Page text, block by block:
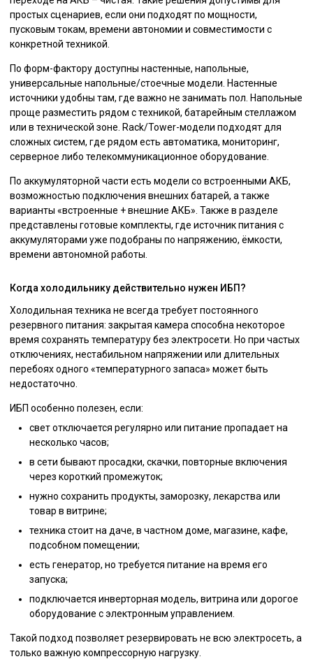
простых сценариев, если они подходят по мощности,
пусковым токам, времени автономии и совместимости с
конкретной техникой.
По форм-фактору доступны настенные, напольные,
универсальные напольные/стоечные модели. Настенные
источники удобны там, где важно не занимать пол. Напольные
проще разместить рядом с техникой, батарейным стеллажом
или в технической зоне. Rack/Tower-модели подходят для
сложных систем, где рядом есть автоматика, мониторинг,
серверное либо телекоммуникационное оборудование.
По аккумуляторной части есть модели со встроенными АКБ,
возможностью подключения внешних батарей, а также
варианты «встроенные + внешние АКБ». Также в разделе
представлены готовые комплекты, где источник питания с
аккумуляторами уже подобраны по напряжению, ёмкости,
времени автономной работы.
Когда холодильнику действительно нужен ИБП?
Холодильная техника не всегда требует постоянного
резервного питания: закрытая камера способна некоторое
время сохранять температуру без электросети. Но при частых
отключениях, нестабильном напряжении или длительных
перебоях одного «температурного запаса» может быть
недостаточно.
ИБП особенно полезен, если:
свет отключается регулярно или питание пропадает на
несколько часов;
в сети бывают просадки, скачки, повторные включения
через короткий промежуток;
нужно сохранить продукты, заморозку, лекарства или
товар в витрине;
техника стоит на даче, в частном доме, магазине, кафе,
подсобном помещении;
есть генератор, но требуется питание на время его
запуска;
подключается инверторная модель, витрина или дорогое
оборудование с электронным управлением.
Такой подход позволяет резервировать не всю электросеть, а
только важную компрессорную нагрузку.